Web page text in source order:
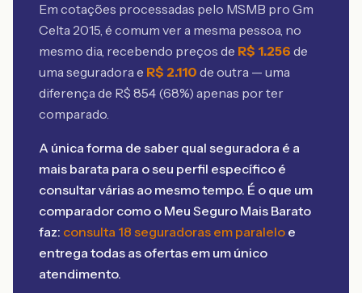
Em cotações processadas pelo MSMB pro Gm
Celta 2015, é comum ver a mesma pessoa, no
mesmo dia, recebendo preços de R$ 1.256 de
uma seguradora e R$ 2.110 de outra — uma
diferença de R$ 854 (68%) apenas por ter
comparado.
A única forma de saber qual seguradora é a
mais barata para o seu perfil específico é
consultar várias ao mesmo tempo. É o que um
comparador como o Meu Seguro Mais Barato
faz: consulta 18 seguradoras em paralelo e
entrega todas as ofertas em um único
atendimento.